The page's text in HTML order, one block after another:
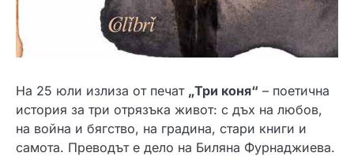
На 25 юли излиза от печат „Три коня“ – поетична
история за три отрязъка живот: с дъх на любов,
на война и бягство, на градина, стари книги и
самота. Преводът е дело на Биляна Фурнаджиева.